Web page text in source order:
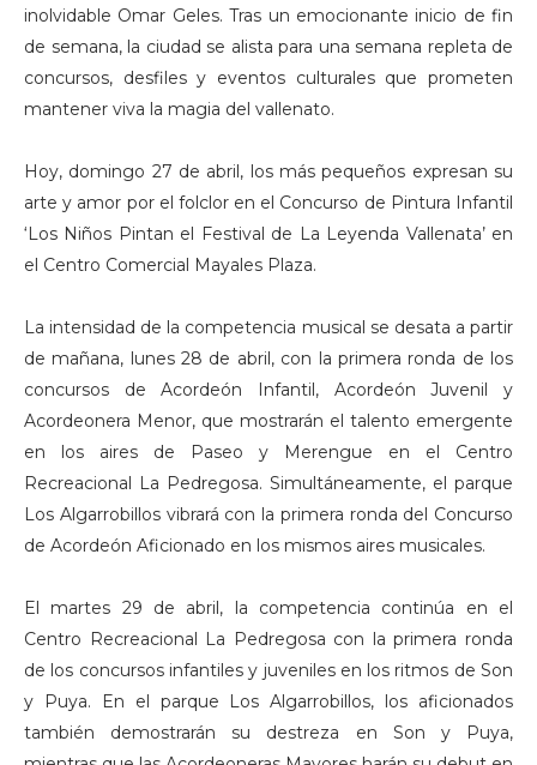
inolvidable Omar Geles. Tras un emocionante inicio de fin
de semana, la ciudad se alista para una semana repleta de
concursos, desfiles y eventos culturales que prometen
mantener viva la magia del vallenato.
Hoy, domingo 27 de abril, los más pequeños expresan su
arte y amor por el folclor en el Concurso de Pintura Infantil
‘Los Niños Pintan el Festival de La Leyenda Vallenata’ en
el Centro Comercial Mayales Plaza.
La intensidad de la competencia musical se desata a partir
de mañana, lunes 28 de abril, con la primera ronda de los
concursos de Acordeón Infantil, Acordeón Juvenil y
Acordeonera Menor, que mostrarán el talento emergente
en los aires de Paseo y Merengue en el Centro
Recreacional La Pedregosa. Simultáneamente, el parque
Los Algarrobillos vibrará con la primera ronda del Concurso
de Acordeón Aficionado en los mismos aires musicales.
El martes 29 de abril, la competencia continúa en el
Centro Recreacional La Pedregosa con la primera ronda
de los concursos infantiles y juveniles en los ritmos de Son
y Puya. En el parque Los Algarrobillos, los aficionados
también demostrarán su destreza en Son y Puya,